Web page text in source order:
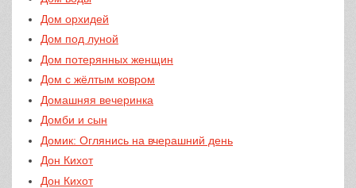
Дом орхидей
Дом под луной
Дом потерянных женщин
Дом с жёлтым ковром
Домашняя вечеринка
Домби и сын
Домик: Оглянись на вчерашний день
Дон Кихот
Дон Кихот